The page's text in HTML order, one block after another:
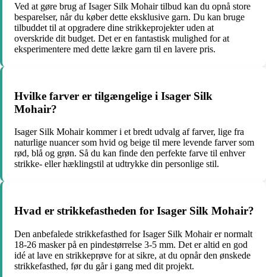
Ved at gøre brug af Isager Silk Mohair tilbud kan du opnå store
besparelser, når du køber dette eksklusive garn. Du kan bruge
tilbuddet til at opgradere dine strikkeprojekter uden at
overskride dit budget. Det er en fantastisk mulighed for at
eksperimentere med dette lækre garn til en lavere pris.
Hvilke farver er tilgængelige i Isager Silk
Mohair?
Isager Silk Mohair kommer i et bredt udvalg af farver, lige fra
naturlige nuancer som hvid og beige til mere levende farver som
rød, blå og grøn. Så du kan finde den perfekte farve til enhver
strikke- eller hæklingstil at udtrykke din personlige stil.
Hvad er strikkefastheden for Isager Silk Mohair?
Den anbefalede strikkefasthed for Isager Silk Mohair er normalt
18-26 masker på en pindestørrelse 3-5 mm. Det er altid en god
idé at lave en strikkeprøve for at sikre, at du opnår den ønskede
strikkefasthed, før du går i gang med dit projekt.